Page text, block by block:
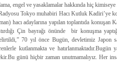
engel ve yasaklamalar hakkında hiç
Tokyo muhabiri Hacı Kutluk Kadiri’ye
hacı adaylarına yapılan toplantıda konuşan
Çin bayrağı önünde bir konuşma
70 yıl önce Bugün, devletimiz Japon
kutlanmakta ve
günü hiçbir zaman unutmamalıyız. Her